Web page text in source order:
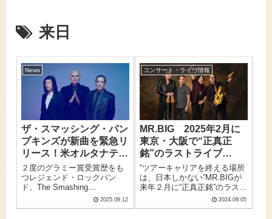
来日
News
ザ・スマッシング・パン
プキンズが新曲を緊急リ
リース！米オルタナティ
ブロック界の覇者、12年
ぶりの来日公演を前に新
曲「CHROME JETS」
２度のグラミー賞受賞歴をも
つレジェンド・ロックバン
ド、The Smashing
Pumpkins（ザ・スマッシン
グ・パンプキンズ）が、ニュ
2025.09.12
コンサート・ライヴ情報
MR.BIG 2025年2月に
東京・大阪で“正真正
銘”のラストライブ
「The BIG Finale！
Forever In Our
Hearts」決定！
“ツアーキャリアを終える場所
は、日本しかない”MR.BIGが
来年２月に“正真正銘”のラスト
ライブ「The BIG Finale！
Forever In Our Hearts」を開催
2024.09.05